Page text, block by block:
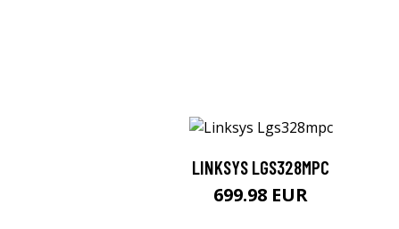
LINKSYS LGS328MPC
699.98 EUR